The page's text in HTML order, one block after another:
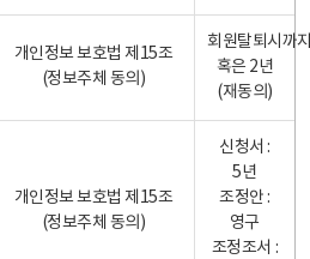
개인정보 보호법 제15조
(정보주체 동의)
회원탈퇴시까
혹은 2년
(재동의)
개인정보 보호법 제15조
(정보주체 동의)
신청서 :
5년
조정안 :
영구
조정조서 :